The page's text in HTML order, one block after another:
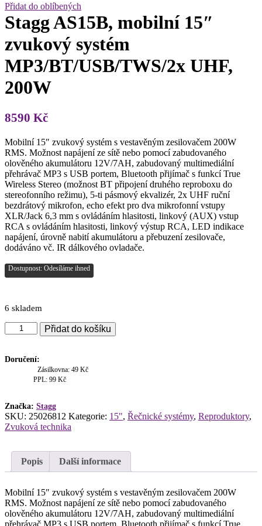
Přidat do oblíbených
Stagg AS15B, mobilní 15″
zvukový systém
MP3/BT/USB/TWS/2x UHF,
200W
8590 Kč
Mobilní 15″ zvukový systém s vestavěným zesilovačem 200W
RMS. Možnost napájení ze sítě nebo pomocí zabudovaného
olověného akumulátoru 12V/7AH, zabudovaný multimediální
přehrávač MP3 s USB portem, Bluetooth přijímač s funkcí True
Wireless Stereo (možnost BT připojení druhého reproboxu do
stereofonního režimu), 5-ti pásmový ekvalizér, 2x UHF ruční
bezdrátový mikrofon, echo efekt pro dva mikrofonní vstupy
XLR/Jack 6,3 mm s ovládáním hlasitosti, linkový (AUX) vstup
RCA s ovládáním hlasitosti, linkový výstup RCA, LED indikace
napájení, úrovně nabití akumulátoru a přebuzení zesilovače,
dodáváno vč. IR dálkového ovladače.
Dostupnost: Odesíláme ihned
6 skladem
Stagg
AS15B,
15"
200W
množství
Přidat do košíku
Doručení:
Zásilkovna: 49 Kč
PPL: 99 Kč
Značka: Stagg
SKU: 25026812 Kategorie: 15", Řečnické systémy, Reproduktory,
Zvuková technika
Popis Další informace
Mobilní 15″ zvukový systém s vestavěným zesilovačem 200W
RMS. Možnost napájení ze sítě nebo pomocí zabudovaného
olověného akumulátoru 12V/7AH, zabudovaný multimediální
přehrávač MP3 s USB portem, Bluetooth přijímač s funkcí True